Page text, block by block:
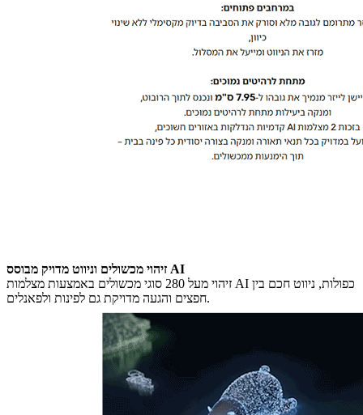
זיהוי מכשולים וניווט מדויק מבוסס AI
זיהוי מעל 280 סוגי מכשולים באמצעות מצלמות AI כפולות, ניווט חכם בין
חפצים והגעה מדויקת גם לפינות ולפאנלים.